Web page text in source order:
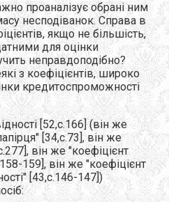
проаналізує обрані ним
несподіванок. Справа в
якщо не більшість,
для оцінки
неправдоподібно?
з коефіцієнтів, широко
кредитоспроможності
[52,c.166] (він же
[34,с.73], він же
він же "коефіцієнт
159], він же "коефіцієнт
[43,c.146-147])